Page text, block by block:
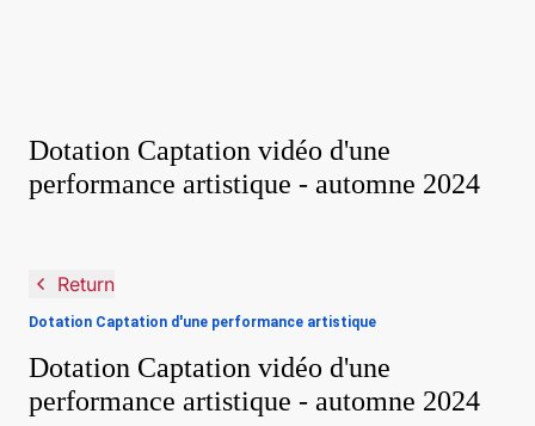
Dotation Captation vidéo d'une
performance artistique - automne 2024
navigate_before Return
Dotation Captation d'une performance artistique
Dotation Captation vidéo d'une
performance artistique - automne 2024